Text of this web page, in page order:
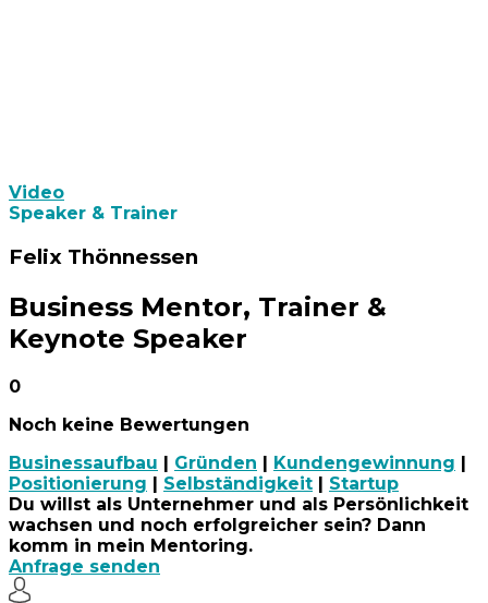
Video
Speaker & Trainer
Felix Thönnessen
Business Mentor, Trainer &
Keynote Speaker
0
Noch keine Bewertungen
Businessaufbau | Gründen | Kundengewinnung |
Positionierung | Selbständigkeit | Startup
Du willst als Unternehmer und als Persönlichkeit
wachsen und noch erfolgreicher sein? Dann
komm in mein Mentoring.
Anfrage senden